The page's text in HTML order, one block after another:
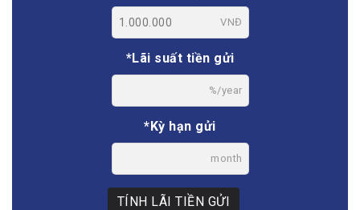
VNĐ
*Lãi suất tiền gửi
%/year
*Kỳ hạn gửi
month
TÍNH LÃI TIỀN GỬI